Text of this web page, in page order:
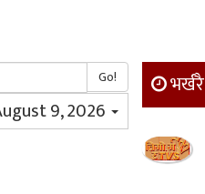
Go!
9, 2026
भर्खरै